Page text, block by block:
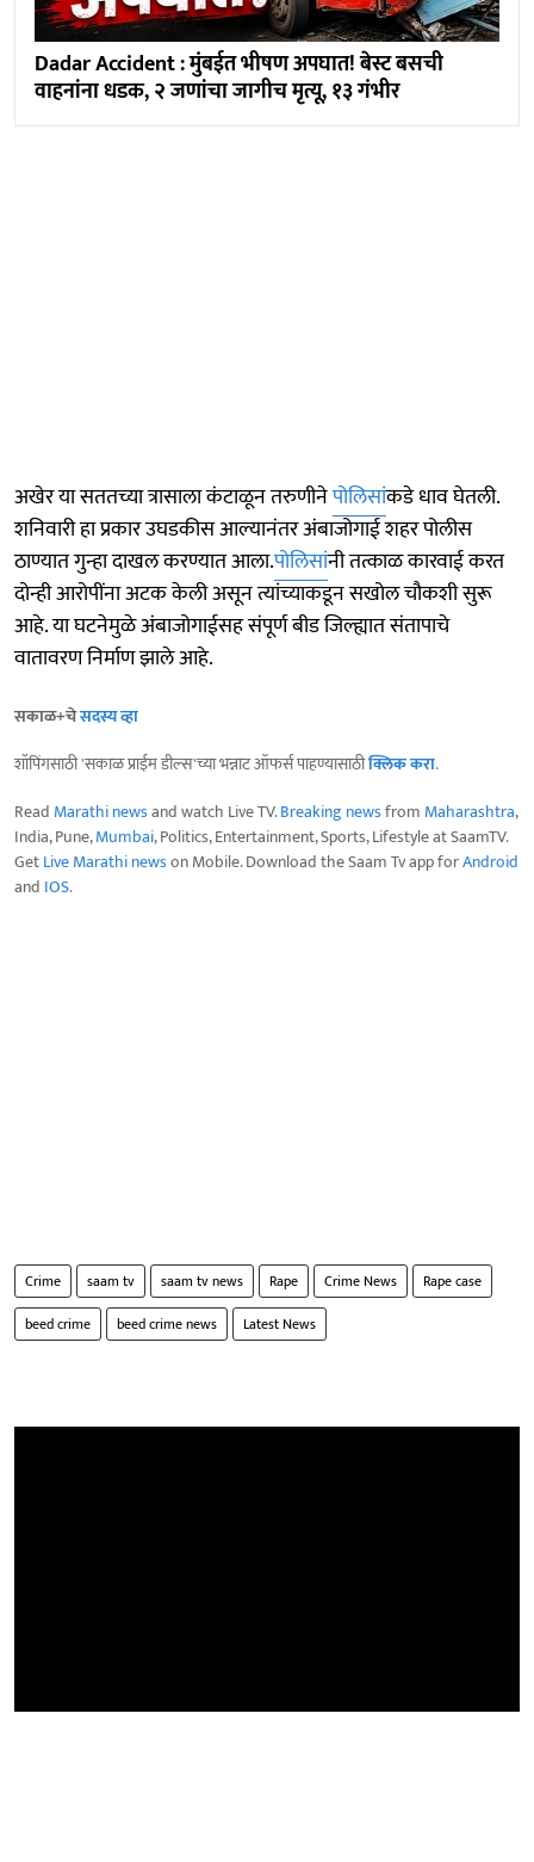
Dadar Accident : मुंबईत भीषण अपघात! बेस्ट बसची
वाहनांना धडक, २ जणांचा जागीच मृत्यू, १३ गंभीर
अखेर या सततच्या त्रासाला कंटाळून तरुणीनेपोलिसांकडे धाव घेतली.
शनिवारी हा प्रकार उघडकीस आल्यानंतर अंबाजोगाई शहर पोलीस
ठाण्यात गुन्हा दाखल करण्यात आला.पोलिसांनी तत्काळ कारवाई करत
दोन्ही आरोपींना अटक केली असून त्यांच्याकडून सखोल चौकशी सुरू
आहे. या घटनेमुळे अंबाजोगाईसह संपूर्ण बीड जिल्ह्यात संतापाचे
वातावरण निर्माण झाले आहे.
सकाळ+चेसदस्य व्हा
शॉपिंगसाठी 'सकाळ प्राईम डील्स'च्या भन्नाट ऑफर्स पाहण्यासाठीक्लिक करा.
Read Marathi newsand watch Live TV.Breaking newsfrom Maharashtra,
India, Pune,Mumbai, Politics, Entertainment, Sports, Lifestyle at SaamTV.
GetLive Marathi newson Mobile. Download the Saam Tv app forAndroid
and IOS.
Crime saam tv saam tv news Rape Crime News
Rape case
beed crime
beed crime news Latest News